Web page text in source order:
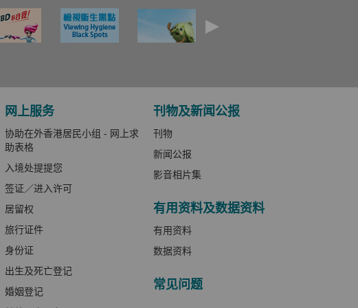
网上服务
协助在外香港居民小组 - 网上求
助表格
入境处提提您
签证／进入许可
居留权
旅行证件
身份证
出生及死亡登记
婚姻登记
刊物及新闻公报
刊物
新闻公报
影音相片集
有用资料及数据资料
有用资料
数据资料
常见问题